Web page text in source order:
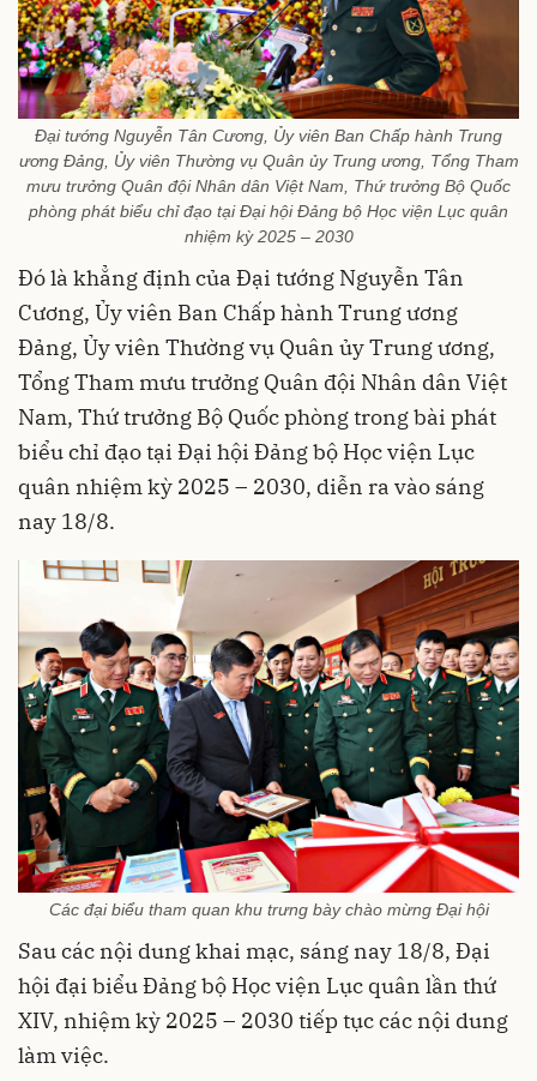
Đại tướng Nguyễn Tân Cương, Ủy viên Ban Chấp hành Trung
ương Đảng, Ủy viên Thường vụ Quân ủy Trung ương, Tổng Tham
mưu trưởng Quân đội Nhân dân Việt Nam, Thứ trưởng Bộ Quốc
phòng phát biểu chỉ đạo tại Đại hội Đảng bộ Học viện Lục quân
nhiệm kỳ 2025 – 2030
Đó là khẳng định của Đại tướng Nguyễn Tân
Cương, Ủy viên Ban Chấp hành Trung ương
Đảng, Ủy viên Thường vụ Quân ủy Trung ương,
Tổng Tham mưu trưởng Quân đội Nhân dân Việt
Nam, Thứ trưởng Bộ Quốc phòng trong bài phát
biểu chỉ đạo tại Đại hội Đảng bộ Học viện Lục
quân nhiệm kỳ 2025 – 2030, diễn ra vào sáng
nay 18/8.
Các đại biểu tham quan khu trưng bày chào mừng Đại hội
Sau các nội dung khai mạc, sáng nay 18/8, Đại
hội đại biểu Đảng bộ Học viện Lục quân lần thứ
XIV, nhiệm kỳ 2025 – 2030 tiếp tục các nội dung
làm việc.